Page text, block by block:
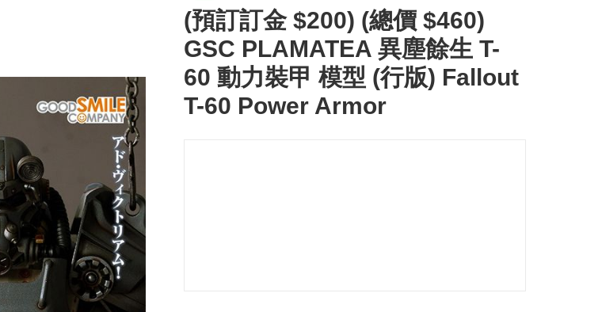
(預訂訂金 $200) (總價 $460)
GSC PLAMATEA 異塵餘生 T-
60 動力裝甲 模型 (行版) Fallout
T-60 Power Armor